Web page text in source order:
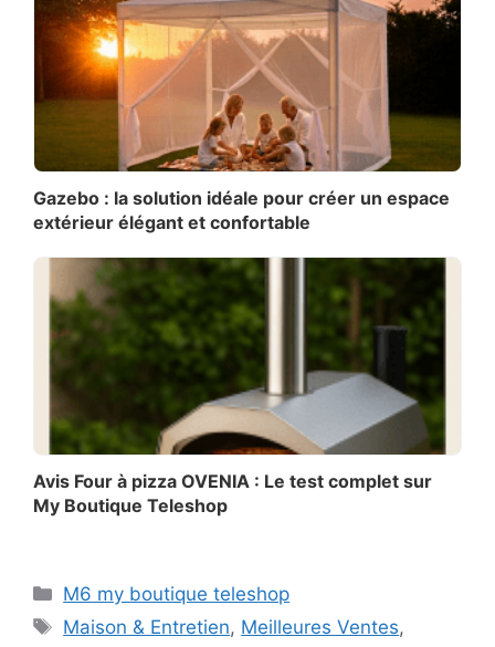
Gazebo : la solution idéale pour créer un espace
extérieur élégant et confortable
Avis Four à pizza OVENIA : Le test complet sur
My Boutique Teleshop
Catégories
M6 my boutique teleshop
Étiquettes
Maison & Entretien, Meilleures Ventes,